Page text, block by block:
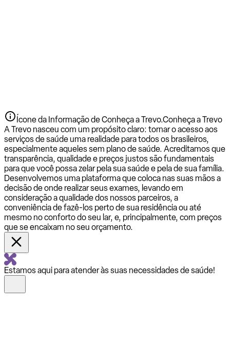
Ícone da Informação de Conheça a Trevo.Conheça a Trevo
A Trevo nasceu com um propósito claro: tornar o acesso aos
serviços de saúde uma realidade para todos os brasileiros,
especialmente aqueles sem plano de saúde. Acreditamos que
transparência, qualidade e preços justos são fundamentais
para que você possa zelar pela sua saúde e pela de sua família.
Desenvolvemos uma plataforma que coloca nas suas mãos a
decisão de onde realizar seus exames, levando em
consideração a qualidade dos nossos parceiros, a
conveniência de fazê-los perto de sua residência ou até
mesmo no conforto do seu lar, e, principalmente, com preços
que se encaixam no seu orçamento.
Estamos aqui para atender às suas necessidades de saúde!